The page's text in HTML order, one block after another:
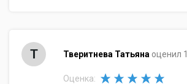
Т Тверитнева Татьяна оценил
Оценка: